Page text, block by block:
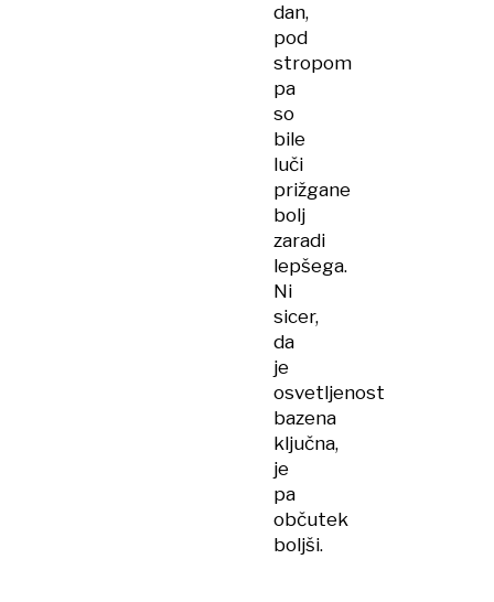
dan,
pod
stropom
pa
so
bile
luči
prižgane
bolj
zaradi
lepšega.
Ni
sicer,
da
je
osvetljenost
bazena
ključna,
je
pa
občutek
boljši.